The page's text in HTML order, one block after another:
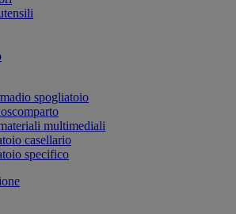
spogliatoio
multimediali
casellario
specifico